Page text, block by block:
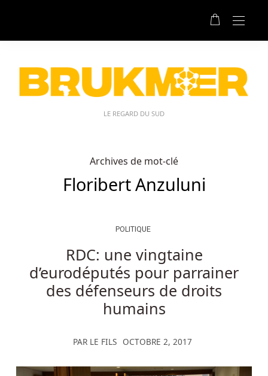
LE REGARD DU SUD
Archives de mot-clé
Floribert Anzuluni
POLITIQUE
RDC: une vingtaine
d’eurodéputés pour parrainer
des défenseurs de droits
humains
PAR LE FILS OCTOBRE 2, 2017